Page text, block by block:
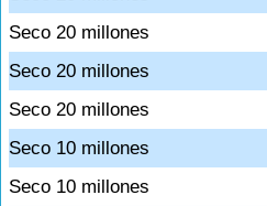
Seco 20 millones
Seco 20 millones
Seco 20 millones
Seco 10 millones
Seco 10 millones